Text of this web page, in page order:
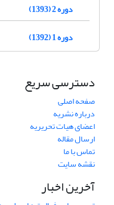
دوره 2 (1393)
دوره 1 (1392)
دسترسی سریع
صفحه اصلی
درباره نشریه
اعضای هیات تحریریه
ارسال مقاله
تماس با ما
نقشه سایت
آخرین اخبار